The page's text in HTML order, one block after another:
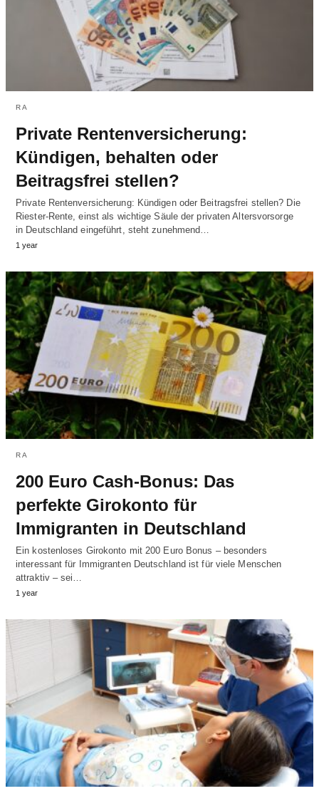
RA
Private Rentenversicherung:
Kündigen, behalten oder
Beitragsfrei stellen?
Private Rentenversicherung: Kündigen oder Beitragsfrei stellen? Die
Riester-Rente, einst als wichtige Säule der privaten Altersvorsorge
in Deutschland eingeführt, steht zunehmend…
1 year
RA
200 Euro Cash-Bonus: Das
perfekte Girokonto für
Immigranten in Deutschland
Ein kostenloses Girokonto mit 200 Euro Bonus – besonders
interessant für Immigranten Deutschland ist für viele Menschen
attraktiv – sei…
1 year